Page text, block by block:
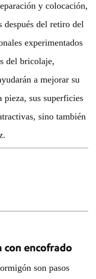
y colocación,
después del retiro del
experimentados
del bricolaje,
a mejorar su
sus superficies
sino también
encofrado
son pasos